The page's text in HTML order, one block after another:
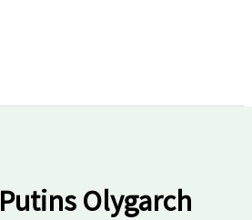
Putins Olygarch